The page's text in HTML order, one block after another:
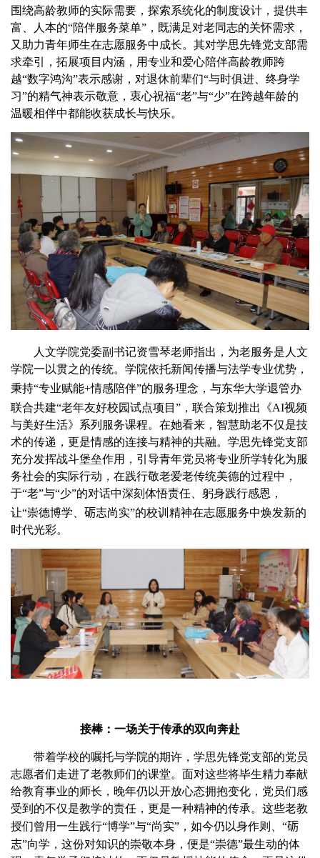
围绕高龄教师的实际需要，探索系统化的制度设计，提供丰
富、人本的“陪伴服务菜单”，既满足对老同志的关怀需求，
又助力青年师生在志愿服务中成长。其对学思先锋党支部需
求牵引，拓展项目内涵，用专业和爱心陪伴高龄教师跨
越“数字鸿沟”表示感谢，对退休前辈们“与时俱进、终身学
习”的精气神表示敬意，衷心祝福“老”与“少”在跨越年龄的
温暖相伴中都能收获成长与快乐。
人文学院党委副书记资雪琴老师指出 ，为老服务是人文
学院一以贯之的传统。学院依托新闻传播与法学专业优势，
秉持“专业赋能+情感陪伴”的服务理念 ，与东华大学退管办
联合共建“老年友好校园试点项目”，联合策划推出《AI视频
与美好生活》系列服务课程。在她看来，智慧助老不仅是技
术的传递，更是情感的连接与精神的共融。学思先锋党支部
充分发挥战斗堡垒作用，引导青年党员将专业所学转化为服
务社会的实际行动，在践行敬老爱老传统美德的过程中，
于“老”与“少”的对话中深刻体悟责任、躬身践行感恩，
让“崇德博学、 砺志尚实”的校训精神在志愿服务中焕发新的
时代光彩。
接棒：一场关于传承的双向奔赴
带着学校的嘱托与学院的期许，学思先锋党支部的党员
志愿者们走进了老教师们的课堂。面对这些将毕生精力奉献
给教育事业的师长，晚年仍以开放心态拥抱变化，党员们感
受到的不仅是教学的责任，更是一种精神的传承。这些老教
授们曾用一生践行“博学”与“尚实”，如今仍以身作则、 “砺
志”向学，这份对知识的崇敬本身，便是“崇德”最生动的体